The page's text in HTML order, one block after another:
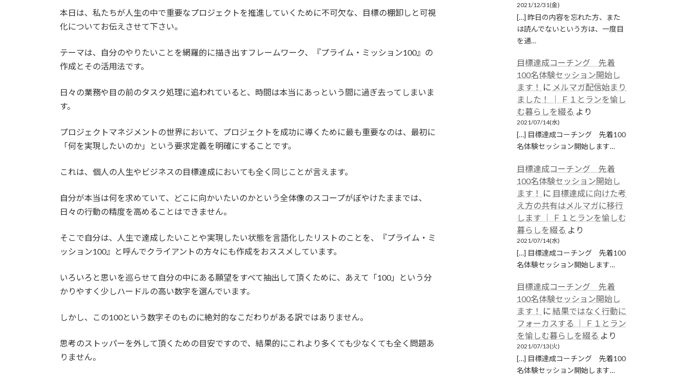
本日は、私たちが人生の中で重要なプロジェクトを推進していくために不可欠な、目標の棚卸しと可視
化についてお伝えさせて下さい。
テーマは、自分のやりたいことを網羅的に描き出すフレームワーク、『プライム・ミッション100』の
作成とその活用法です。
日々の業務や目の前のタスク処理に追われていると、時間は本当にあっという間に過ぎ去ってしまいま
す。
プロジェクトマネジメントの世界において、プロジェクトを成功に導くために最も重要なのは、最初に
「何を実現したいのか」という要求定義を明確にすることです。
これは、個人の人生やビジネスの目標達成においても全く同じことが言えます。
自分が本当は何を求めていて、どこに向かいたいのかという全体像のスコープがぼやけたままでは、
日々の行動の精度を高めることはできません。
そこで自分は、人生で達成したいことや実現したい状態を言語化したリストのことを、『プライム・ミ
ッション100』と呼んでクライアントの方々にも作成をおススメしています。
いろいろと思いを巡らせて自分の中にある願望をすべて抽出して頂くために、あえて「100」という分
かりやすく少しハードルの高い数字を選んでいます。
しかし、この100という数字そのものに絶対的なこだわりがある訳ではありません。
思考のストッパーを外して頂くための目安ですので、結果的にこれより多くても少なくても全く問題あ
りません。
2021/12/31(金)
[…] 昨日の内容を忘れた方、また
は読んでないという方は、一度目
を通…
目標達成コーチング 先着
100名体験セッション開始し
ます！
に メルマガ配信始まり
ました！ │ Ｆ１とランを愉し
む暮らしを綴る より
2021/07/14(水)
[…] 目標達成コーチング 先着100
名体験セッション開始します…
目標達成コーチング 先着
100名体験セッション開始し
ます！
に 目標達成に向けた考
え方の共有はメルマガに移行
します │ Ｆ１とランを愉しむ
暮らしを綴る より
2021/07/14(水)
[…] 目標達成コーチング 先着100
名体験セッション開始します…
目標達成コーチング 先着
100名体験セッション開始し
ます！
に結果ではなく行動に
フォーカスする │ Ｆ１とラン
を愉しむ暮らしを綴る より
2021/07/13(火)
[…] 目標達成コーチング 先着100
名体験セッション開始します…